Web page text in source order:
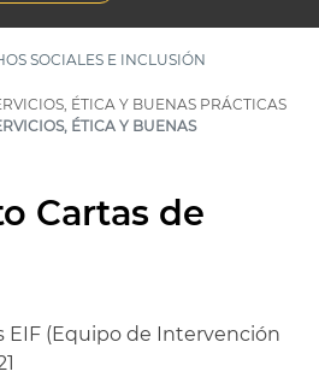
SOCIALES E INCLUSIÓN
ÉTICA Y BUENAS PRÁCTICAS
ÉTICA Y BUENAS
Cartas de
EIF (Equipo de Intervención